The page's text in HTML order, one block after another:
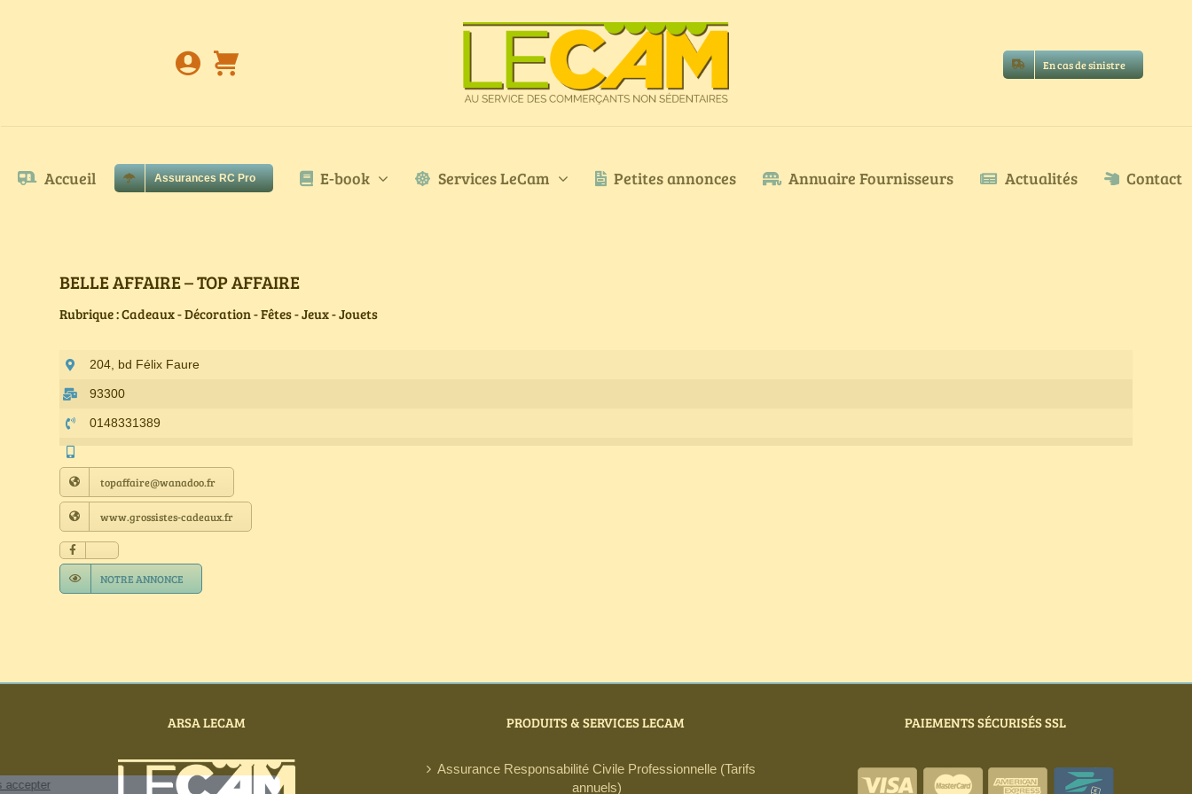
En cas de sinistre
Accueil Assurances RC Pro E-book Services LeCam Petites annonces Annuaire Fournisseurs Actualités Contact
BELLE AFFAIRE – TOP AFFAIRE
Rubrique : Cadeaux - Décoration - Fêtes - Jeux - Jouets
204, bd Félix Faure
93300
0148331389
topaffaire@wanadoo.fr
www.grossistes-cadeaux.fr
NOTRE ANNONCE
ARSA LECAM PRODUITS & SERVICES LECAM
Assurance Responsabilité Civile Professionnelle (Tarifs
annuels)
PAIEMENTS SÉCURISÉS SSL